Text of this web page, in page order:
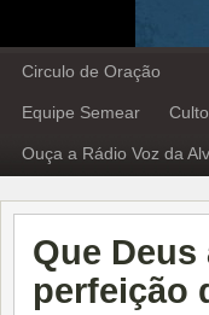
Circulo de Oração
Equipe Semear
Ouça a Rádio Voz da
Que
perfeição